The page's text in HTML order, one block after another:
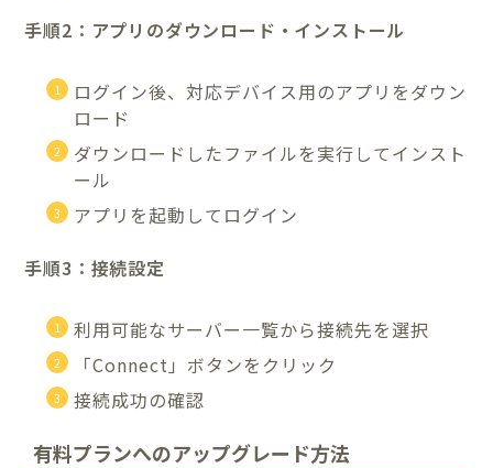
手順2：アプリのダウンロード・インストール
ログイン後、対応デバイス用のアプリをダウン
ロード
ダウンロードしたファイルを実行してインスト
ール
アプリを起動してログイン
手順3：接続設定
利用可能なサーバー一覧から接続先を選択
「Connect」ボタンをクリック
接続成功の確認
有料プランへのアップグレード方法